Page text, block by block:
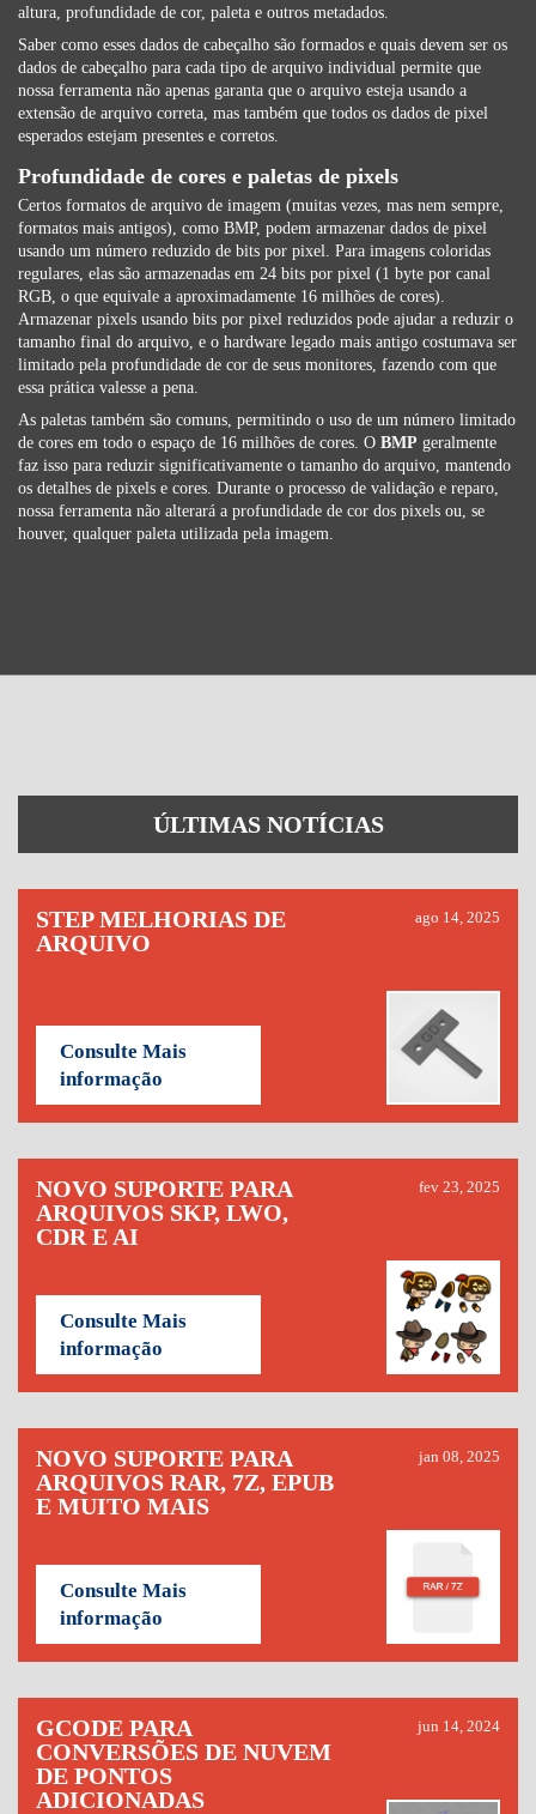
altura, profundidade de cor, paleta e outros metadados.
Saber como esses dados de cabeçalho são formados e quais devem ser os
dados de cabeçalho para cada tipo de arquivo individual permite que
nossa ferramenta não apenas garanta que o arquivo esteja usando a
extensão de arquivo correta, mas também que todos os dados de pixel
esperados estejam presentes e corretos.
Profundidade de cores e paletas de pixels
Certos formatos de arquivo de imagem (muitas vezes, mas nem sempre,
formatos mais antigos), como BMP, podem armazenar dados de pixel
usando um número reduzido de bits por pixel. Para imagens coloridas
regulares, elas são armazenadas em 24 bits por pixel (1 byte por canal
RGB, o que equivale a aproximadamente 16 milhões de cores).
Armazenar pixels usando bits por pixel reduzidos pode ajudar a reduzir o
tamanho final do arquivo, e o hardware legado mais antigo costumava ser
limitado pela profundidade de cor de seus monitores, fazendo com que
essa prática valesse a pena.
As paletas também são comuns, permitindo o uso de um número limitado
de cores em todo o espaço de 16 milhões de cores. O BMP geralmente
faz isso para reduzir significativamente o tamanho do arquivo, mantendo
os detalhes de pixels e cores. Durante o processo de validação e reparo,
nossa ferramenta não alterará a profundidade de cor dos pixels ou, se
houver, qualquer paleta utilizada pela imagem.
ÚLTIMAS NOTÍCIAS
STEP MELHORIAS DE
ARQUIVO
ago 14, 2025
Consulte Mais
informação
NOVO SUPORTE PARA
ARQUIVOS SKP, LWO,
CDR E AI
fev 23, 2025
Consulte Mais
informação
NOVO SUPORTE PARA
ARQUIVOS RAR, 7Z, EPUB
E MUITO MAIS
jan 08, 2025
Consulte Mais
informação
GCODE PARA
CONVERSÕES DE NUVEM
DE PONTOS
ADICIONADAS
jun 14, 2024